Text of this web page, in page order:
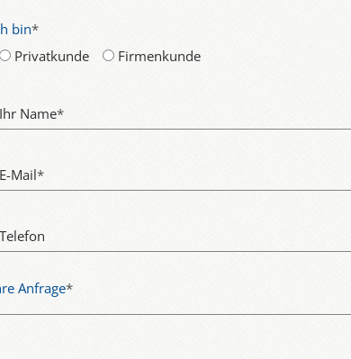
Durch den stetig
benötigt. Damit die Kommunikation an der Haustür
In manchen Ausbildungsberufen kann die
eines Kurses können Auszubildende ihre Chancen auf
bin*
Privatkunde
Firmenkunde
Ihr Name*
E-Mail*
Telefon
Anfrage*